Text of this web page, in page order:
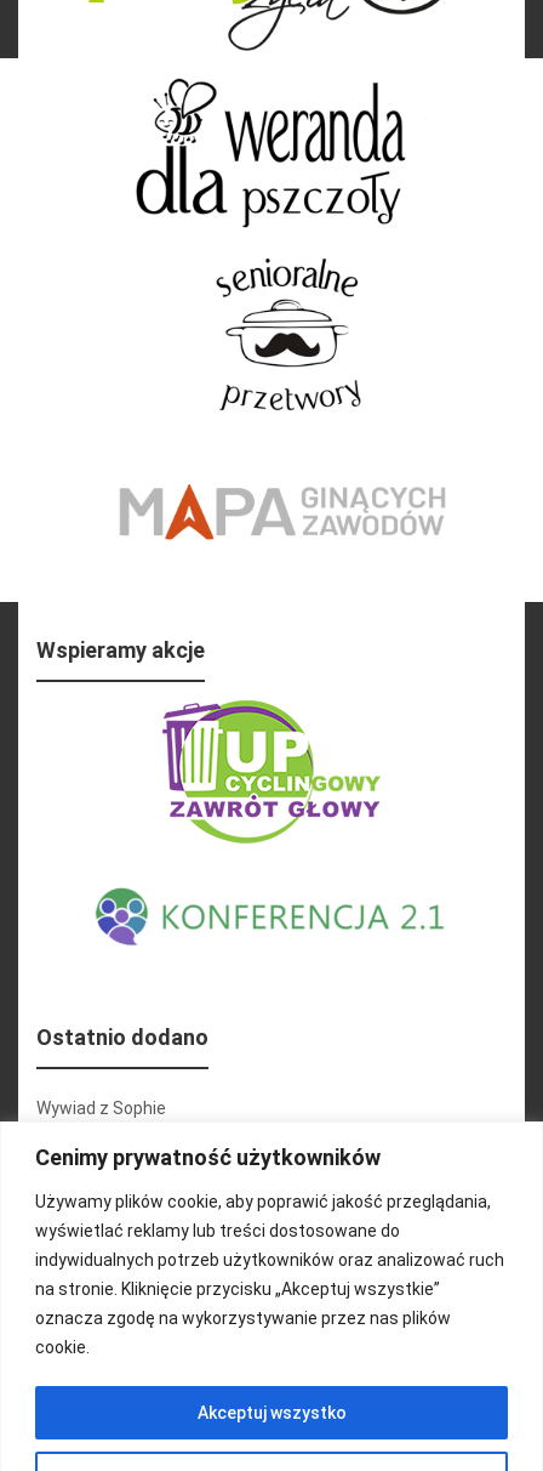
Cenimy prywatność użytkowników
Używamy plików cookie, aby poprawić jakość przeglądania,
wyświetlać reklamy lub treści dostosowane do
indywidualnych potrzeb użytkowników oraz analizować ruch
na stronie. Kliknięcie przycisku „Akceptuj wszystkie”
oznacza zgodę na wykorzystywanie przez nas plików
cookie.
Akceptuj wszystko
Wspieramy akcje
Ostatnio dodano
Wywiad z Sophie
Konferencja 2.1
Martyna Wojciechowska
Relacja zdjęciowa 25.09.2024r (cz.2)
Wywiady z uczestnikami
FUNDACJA KOLOROWO